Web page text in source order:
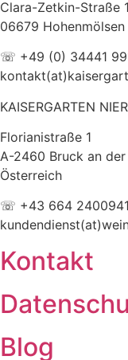
Clara-Zetkin-Straße
06679 Hohenmölsen
☏ +49 (0) 34441
KAISERGARTEN
Florianistraße 1
A-2460 Bruck an der
Österreich
☏ +43 664 2400941
Kontakt
Blog